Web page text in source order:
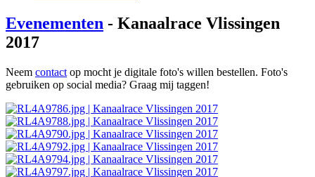
Evenementen - Kanaalrace Vlissingen
2017
Neem contact op mocht je digitale foto's willen bestellen. Foto's
gebruiken op social media? Graag mij taggen!